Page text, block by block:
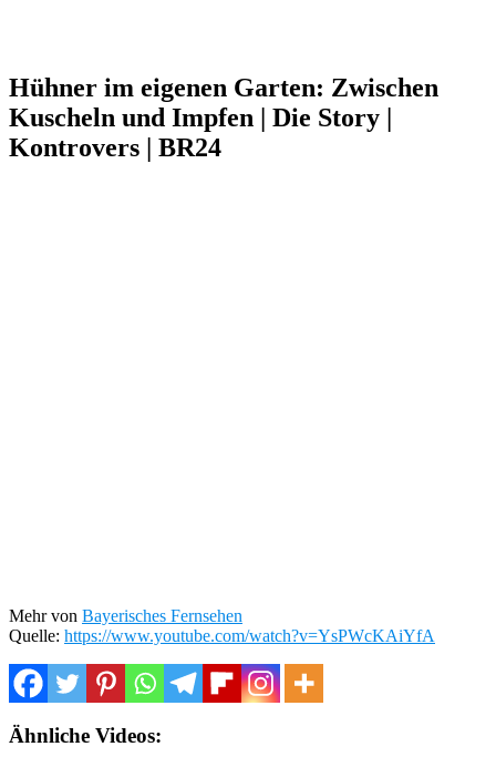
Hühner im eigenen Garten: Zwischen
Kuscheln und Impfen | Die Story |
Kontrovers | BR24
Mehr von Bayerisches Fernsehen
Quelle: https://www.youtube.com/watch?v=YsPWcKAiYfA
Ähnliche Videos: